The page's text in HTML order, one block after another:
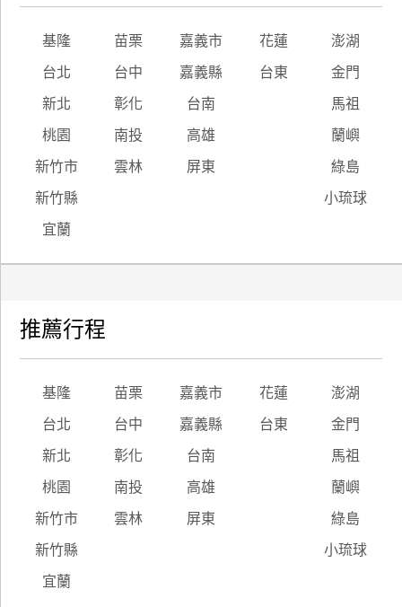
基隆 苗栗 嘉義市 花蓮 澎湖
台北 台中 嘉義縣 台東 金門
新北 彰化 台南 馬祖
桃園 南投 高雄 蘭嶼
新竹市 雲林 屏東 綠島
新竹縣 小琉球
宜蘭
推薦行程
基隆 苗栗 嘉義市 花蓮 澎湖
台北 台中 嘉義縣 台東 金門
新北 彰化 台南 馬祖
桃園 南投 高雄 蘭嶼
新竹市 雲林 屏東 綠島
新竹縣 小琉球
宜蘭